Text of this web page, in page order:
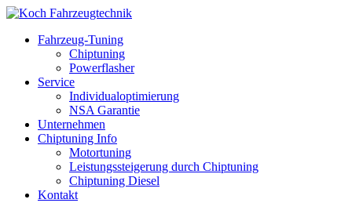
Fahrzeug-Tuning
Chiptuning
Powerflasher
Service
Individualoptimierung
NSA Garantie
Unternehmen
Chiptuning Info
Motortuning
Leistungssteigerung durch Chiptuning
Chiptuning Diesel
Kontakt